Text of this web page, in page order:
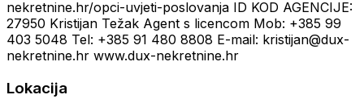
nekretnine.hr/opci-uvjeti-poslovanja ID KOD AGENCIJE:
27950 Kristijan Težak Agent s licencom Mob: +385 99
403 5048 Tel: +385 91 480 8808 E-mail: kristijan@dux-
nekretnine.hr www.dux-nekretnine.hr
Lokacija